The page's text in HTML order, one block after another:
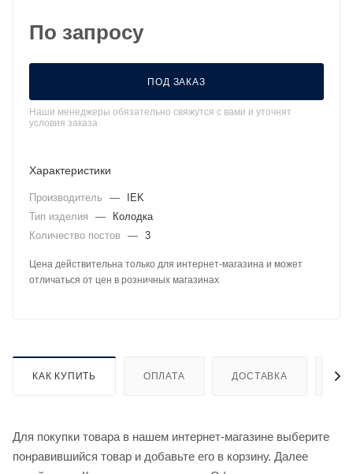
По запросу
ПОД ЗАКАЗ
Наши менеджеры обязательно свяжутся с вами и уточнят
условия заказа
Характеристики
Производитель —
IEK
Тип изделия
—
Колодка
Количество постов
— 3
Цена действительна только для интернет-магазина и может
отличаться от цен в розничных магазинах
КАК КУПИТЬ ОПЛАТА ДОСТАВКА
Для покупки товара в нашем интернет-магазине выберите
понравившийся товар и добавьте его в корзину. Далее